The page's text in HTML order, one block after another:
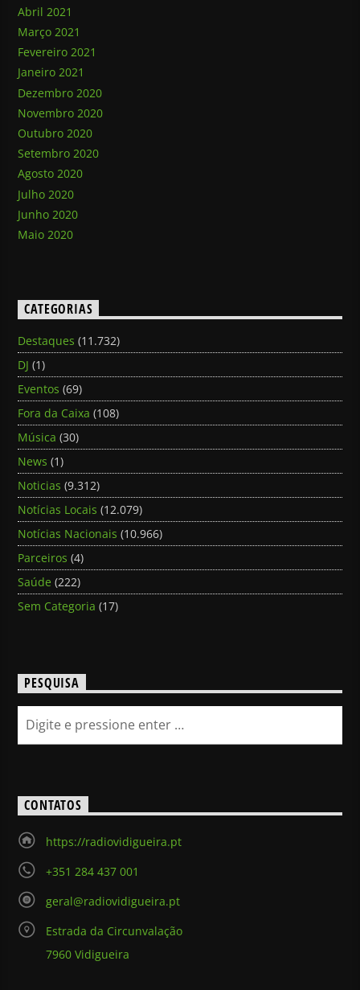
Abril 2021
Março 2021
Fevereiro 2021
Janeiro 2021
Dezembro 2020
Novembro 2020
Outubro 2020
Setembro 2020
Agosto 2020
Julho 2020
Junho 2020
Maio 2020
CATEGORIAS
Destaques (11.732)
DJ (1)
Eventos (69)
Fora da Caixa (108)
Música (30)
News (1)
Noticias (9.312)
Notícias Locais (12.079)
Notícias Nacionais (10.966)
Parceiros (4)
Saúde (222)
Sem Categoria (17)
PESQUISA
CONTATOS
https://radiovidigueira.pt
+351 284 437 001
geral@radiovidigueira.pt
Estrada da Circunvalação
7960 Vidigueira